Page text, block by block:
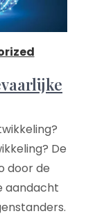
De
door de
aandacht